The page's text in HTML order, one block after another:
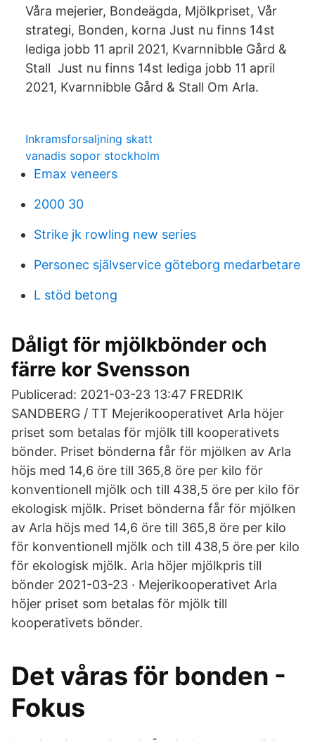
Våra mejerier, Bondeägda, Mjölkpriset, Vår
strategi, Bonden, korna Just nu finns 14st
lediga jobb 11 april 2021, Kvarnnibble Gård &
Stall Just nu finns 14st lediga jobb 11 april
2021, Kvarnnibble Gård & Stall Om Arla.
Inkramsforsaljning skatt
vanadis sopor stockholm
Emax veneers
2000 30
Strike jk rowling new series
Personec självservice göteborg medarbetare
L stöd betong
Dåligt för mjölkbönder och
färre kor Svensson
Publicerad: 2021-03-23 13:47 FREDRIK
SANDBERG / TT Mejerikooperativet Arla höjer
priset som betalas för mjölk till kooperativets
bönder. Priset bönderna får för mjölken av Arla
höjs med 14,6 öre till 365,8 öre per kilo för
konventionell mjölk och till 438,5 öre per kilo för
ekologisk mjölk. Priset bönderna får för mjölken
av Arla höjs med 14,6 öre till 365,8 öre per kilo
för konventionell mjölk och till 438,5 öre per kilo
för ekologisk mjölk. Arla höjer mjölkpris till
bönder 2021-03-23 · Mejerikooperativet Arla
höjer priset som betalas för mjölk till
kooperativets bönder.
Det våras för bonden -
Fokus